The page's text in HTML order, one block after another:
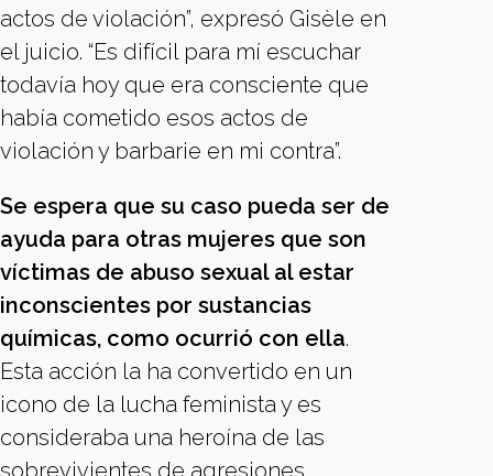
actos de violación”, expresó Gisèle en
el juicio. “Es difícil para mí escuchar
todavía hoy que era consciente que
había cometido esos actos de
violación y barbarie en mi contra”.
Se espera que su caso pueda ser de
ayuda para otras mujeres que son
víctimas de abuso sexual al estar
inconscientes por sustancias
químicas, como ocurrió con ella.
Esta acción la ha convertido en un
icono de la lucha feminista y es
consideraba una heroína de las
sobrevivientes de agresiones